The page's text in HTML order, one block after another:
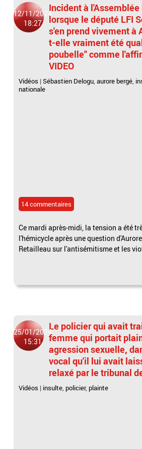
12/11/2024
18:27
Incident à
lorsque le député LFI
s'en prend vivement à
t-elle vraiment été
poubelle" comme
VIDEO
Vidéos |Sébastien Delogu,aurore bergé,
nationale
14 commentaires
Ce mardi après-midi, la tension a été
l'hémicycle après une question
Retailleau sur l'antisémitisme et les
25/01/2024
15:31
Le policier qui avait
femme qui portait
agression sexuelle,
vocal qu'il lui avait
relaxé par le tribunal
Vidéos | insulte, policier, plainte